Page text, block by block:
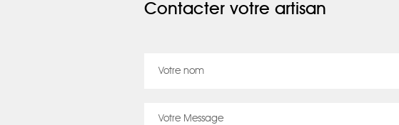
Contacter votre artisan